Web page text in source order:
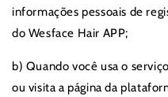
informações pessoais de
do Wesface Hair APP;
b) Quando você usa o
ou visita a página da